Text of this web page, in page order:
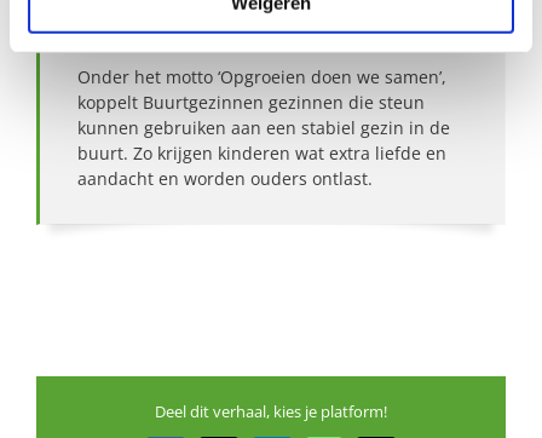
Over Buurtgezinnen
Onder het motto ‘Opgroeien doen we samen’,
koppelt Buurtgezinnen gezinnen die steun
kunnen gebruiken aan een stabiel gezin in de
buurt. Zo krijgen kinderen wat extra liefde en
aandacht en worden ouders ontlast.
Deel dit verhaal, kies je platform!